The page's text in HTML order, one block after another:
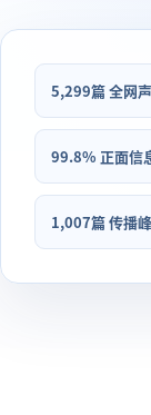
5,299篇 全网
99.8% 正面信
1,007篇 传播